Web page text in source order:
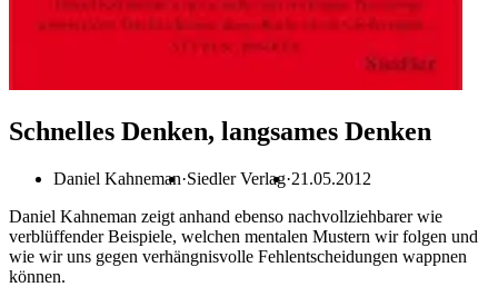
Schnelles Denken, langsames Denken
Daniel Kahneman Siedler Verlag 21.05.2012
Daniel Kahneman zeigt anhand ebenso nachvollziehbarer wie
verblüffender Beispiele, welchen mentalen Mustern wir folgen und
wie wir uns gegen verhängnisvolle Fehlentscheidungen wappnen
können.